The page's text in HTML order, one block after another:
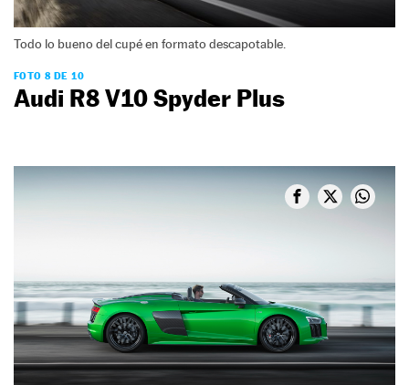
Todo lo bueno del cupé en formato descapotable.
FOTO 8 DE 10
Audi R8 V10 Spyder Plus